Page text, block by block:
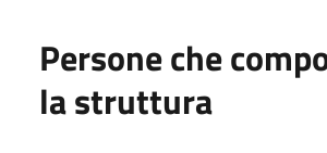
Persone che
la struttura